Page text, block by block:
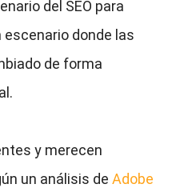
del SEO para
escenario donde las
de forma
y merecen
un análisis de Adobe